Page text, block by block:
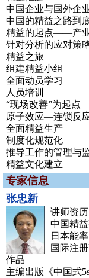
中国企业与国外企
中国的精益之路到
精益的起点——产
针对分析的应对策
精益之旅
组建精益小组
全面动员学习
人员培训
“现场改善”为起点
原子效应—连锁反
全面精益生产
制度化规范化
推导工作的管理与
精益文化建立
专家信息
张忠新
讲师资历
中国精
日本能
国际注
作品
主编出版《中国式